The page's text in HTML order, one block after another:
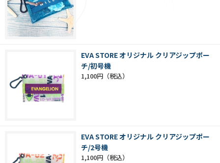
EVA STORE オリジナル クリアジップポー
チ/初号機
1,100円
EVA STORE オリジナル クリアジップポー
チ/2号機
1,100円